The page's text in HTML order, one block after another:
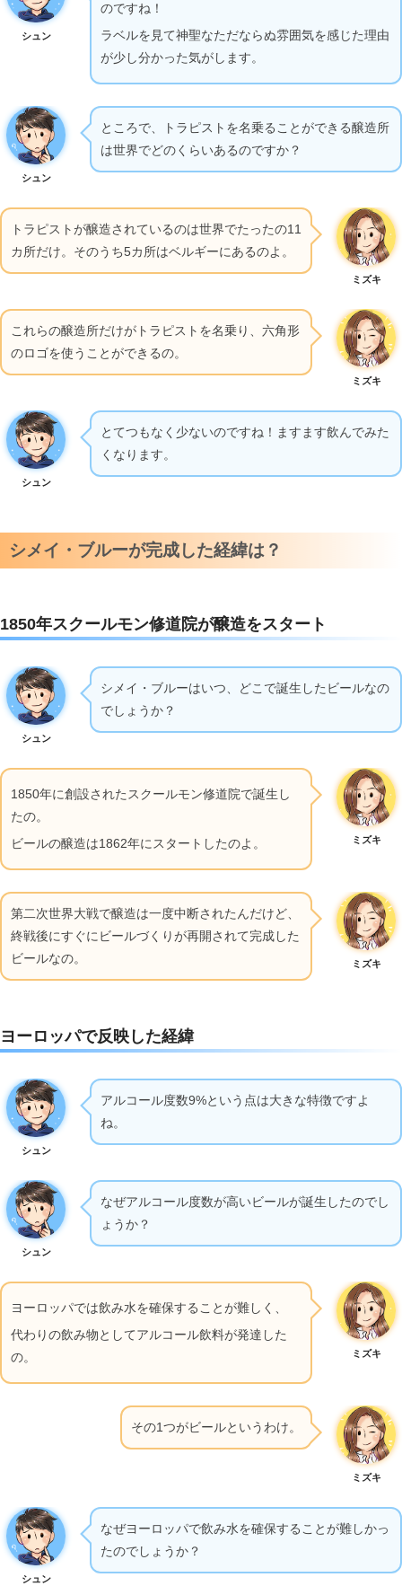
シュン
のですね！
ラベルを見て神聖なただならぬ雰囲気を感じた理由
が少し分かった気がします。
シュン
ところで、トラピストを名乗ることができる醸造所
は世界でどのくらいあるのですか？
トラピストが醸造されているのは世界でたったの11
カ所だけ。そのうち5カ所はベルギーにあるのよ。
ミズキ
これらの醸造所だけがトラピストを名乗り、六角形
のロゴを使うことができるの。
ミズキ
シュン
とてつもなく少ないのですね！ますます飲んでみた
くなります。
シメイ・ブルーが完成した経緯は？
1850年スクールモン修道院が醸造をスタート
シュン
シメイ・ブルーはいつ、どこで誕生したビールなの
でしょうか？
1850年に創設されたスクールモン修道院で誕生し
たの。
ビールの醸造は1862年にスタートしたのよ。
ミズキ
第二次世界大戦で醸造は一度中断されたんだけど、
終戦後にすぐにビールづくりが再開されて完成した
ビールなの。
ミズキ
ヨーロッパで反映した経緯
シュン
アルコール度数9%という点は大きな特徴ですよ
ね。
シュン
なぜアルコール度数が高いビールが誕生したのでし
ょうか？
ヨーロッパでは飲み水を確保することが難しく、
代わりの飲み物としてアルコール飲料が発達した
の。
ミズキ
その1つがビールというわけ。
ミズキ
シュン
なぜヨーロッパで飲み水を確保することが難しかっ
たのでしょうか？